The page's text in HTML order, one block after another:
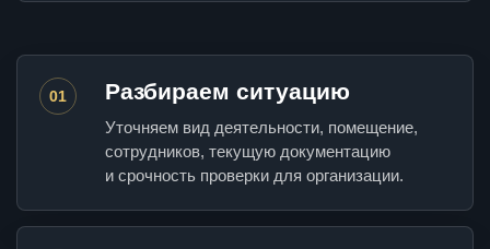
01 Разбираем ситуацию
Уточняем вид деятельности, помещение,
сотрудников, текущую документацию
и срочность проверки для организации.